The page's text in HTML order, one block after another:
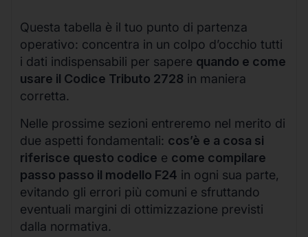
Questa tabella è il tuo punto di partenza
operativo: concentra in un colpo d’occhio tutti
i dati indispensabili per sapere quando e come
usare il Codice Tributo 2728 in maniera
corretta.
Nelle prossime sezioni entreremo nel merito di
due aspetti fondamentali: cos’è e a cosa si
riferisce questo codice e come compilare
passo passo il modello F24 in ogni sua parte,
evitando gli errori più comuni e sfruttando
eventuali margini di ottimizzazione previsti
dalla normativa.